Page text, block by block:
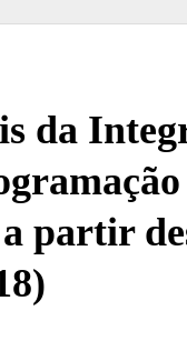
da
partir